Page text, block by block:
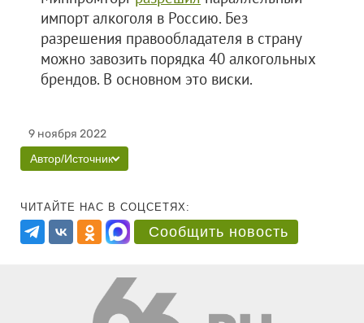
импорт алкоголя в Россию. Без
разрешения правообладателя в страну
можно завозить порядка 40 алкогольных
брендов. В основном это виски.
9 ноября 2022
Автор/Источник
ЧИТАЙТЕ НАС В СОЦСЕТЯХ:
Сообщить новость